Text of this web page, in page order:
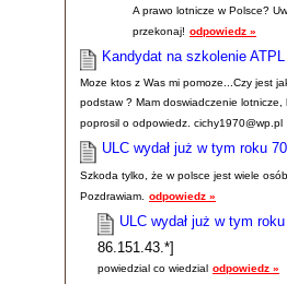
A prawo lotnicze w Polsce?
przekonaj! odpowiedz »
Kandydat na szkolenie ATPL
Moze ktos z Was mi pomoze...Czy jest
podstaw ? Mam doswiadczenie
poprosil o odpowiedz. cichy1970@wp.pl
ULC wydał już w tym roku
Szkoda tylko, że w polsce jest wiele
Pozdrawiam.
odpowiedz »
ULC wydał już w tym
86.151.43.*]
powiedzial co wiedzial odpowiedz »